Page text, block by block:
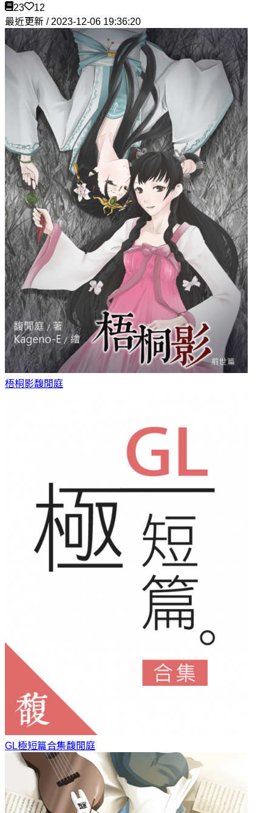
23
12
最近更新 / 2023-12-06 19:36:20
梧桐影馥閒庭
GL極短篇合集馥閒庭